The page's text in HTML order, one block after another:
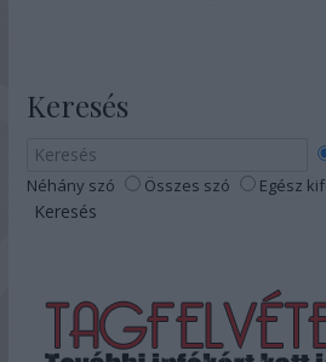
Keresés
Néhány szó Összes szó Egész